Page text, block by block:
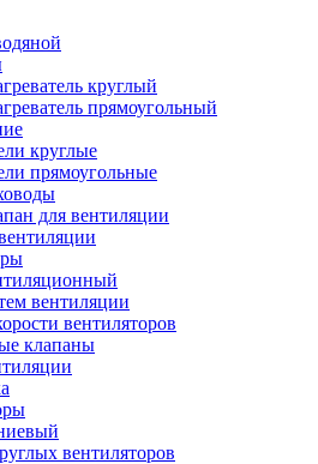
круглый
прямоугольный
круглые
прямоугольные
для вентиляции
вентиляции
вентиляторов
клапаны
вентиляторов